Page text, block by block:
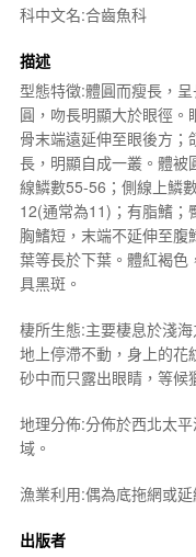
科中文名:合齒魚科
描述
型態特徵:體圓而瘦長，
圓，吻長明顯大於眼徑
骨末端遠延伸至眼後方
長，明顯自成一叢。體被
線鱗數55-56；側線上鱗
12(通常為11)；有脂鰭；
胸鰭短，末端不延伸至
葉等長於下葉。體紅褐色
具黑斑。
棲所生態:主要棲息於淺
地上停滯不動，身上的花
砂中而只露出眼睛，等候
地理分佈:分佈於西北太
域。
漁業利用:偶為底拖網或
出版者